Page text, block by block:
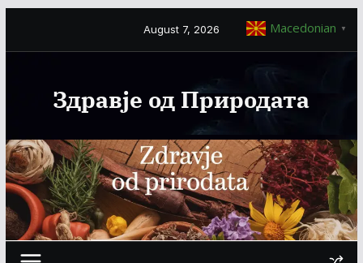
August 7, 2026
Здравје од Природата
Macedonian ▼